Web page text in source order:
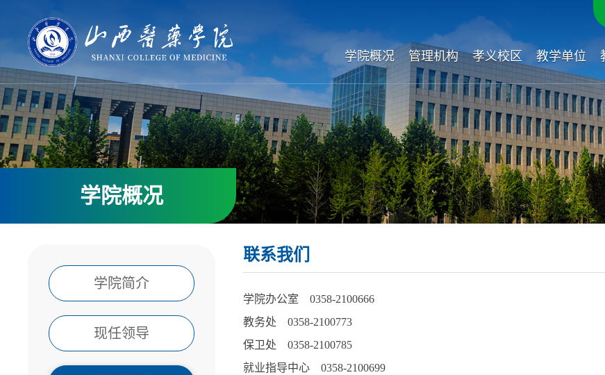
学院概况 管理机构 孝义校区 教学单位
学院概况
学院简介
现任领导
联系我们
学院办公室 0358-2100666
教务处 0358-2100773
保卫处 0358-2100785
就业指导中心 0358-2100699